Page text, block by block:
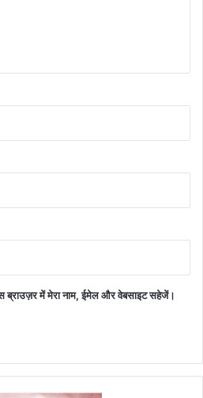
ब्राउज़र में मेरा नाम, ईमेल और वेबसाइट सहेजें।